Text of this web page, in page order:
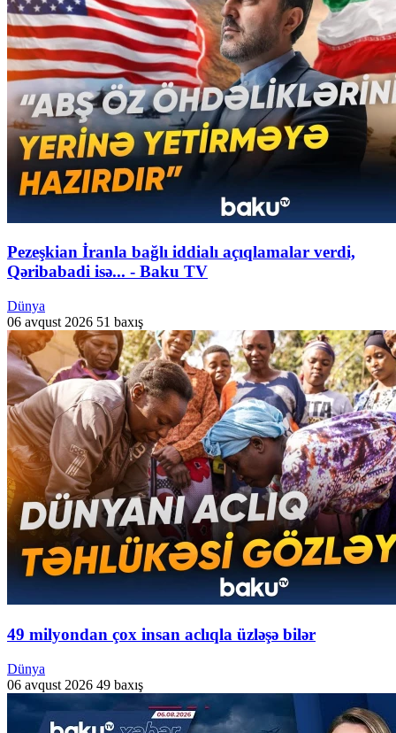
Pezeşkian İranla bağlı iddialı açıqlamalar verdi,
Qəribabadi isə... - Baku TV
Dünya
06 avqust 2026 51 baxış
49 milyondan çox insan aclıqla üzləşə bilər
Dünya
06 avqust 2026 49 baxış